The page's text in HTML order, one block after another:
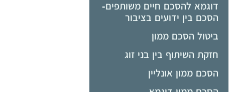
דוגמא להסכם חיים משותפים-
הסכם בין ידועים בציבור
ביטול הסכם ממון
חזקת השיתוף בין בני זוג
הסכם ממון אונליין